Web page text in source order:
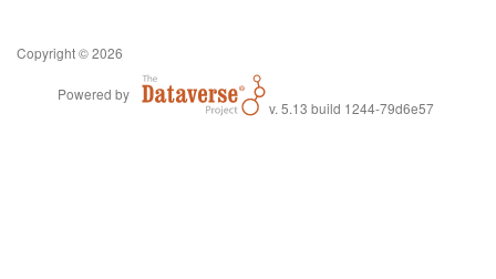
Copyright © 2026
Powered by
v. 5.13 build 1244-79d6e57